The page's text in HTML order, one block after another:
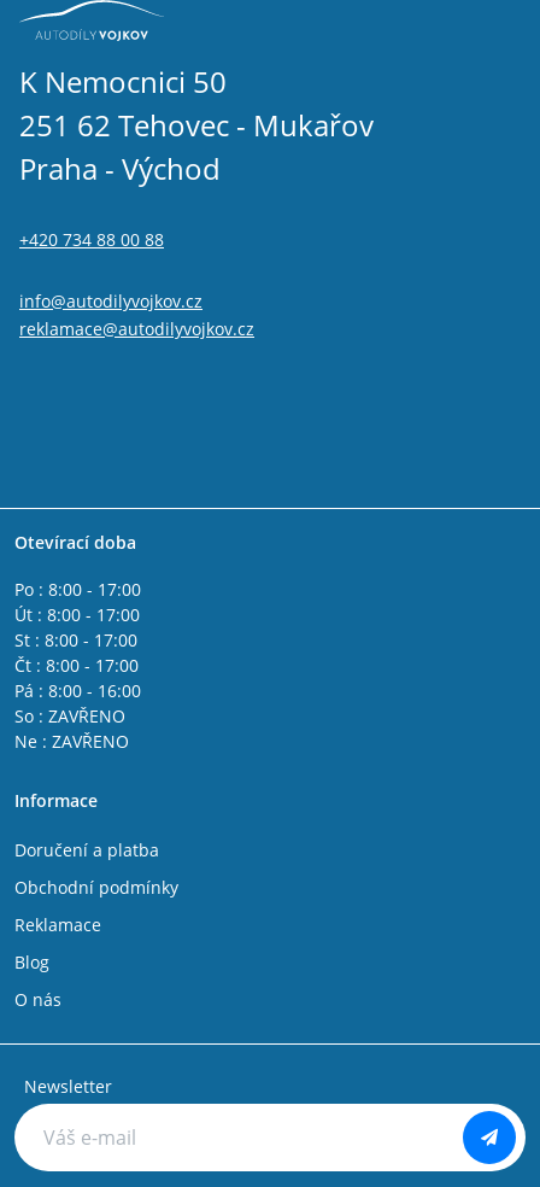
K Nemocnici 50
251 62 Tehovec - Mukařov
Praha - Východ
+420 734 88 00 88
info@autodilyvojkov.cz
reklamace@autodilyvojkov.cz
Otevírací doba
Po : 8:00 - 17:00
Út : 8:00 - 17:00
St : 8:00 - 17:00
Čt : 8:00 - 17:00
Pá : 8:00 - 16:00
So : ZAVŘENO
Ne : ZAVŘENO
Informace
Doručení a platba
Obchodní podmínky
Reklamace
Blog
O nás
Newsletter